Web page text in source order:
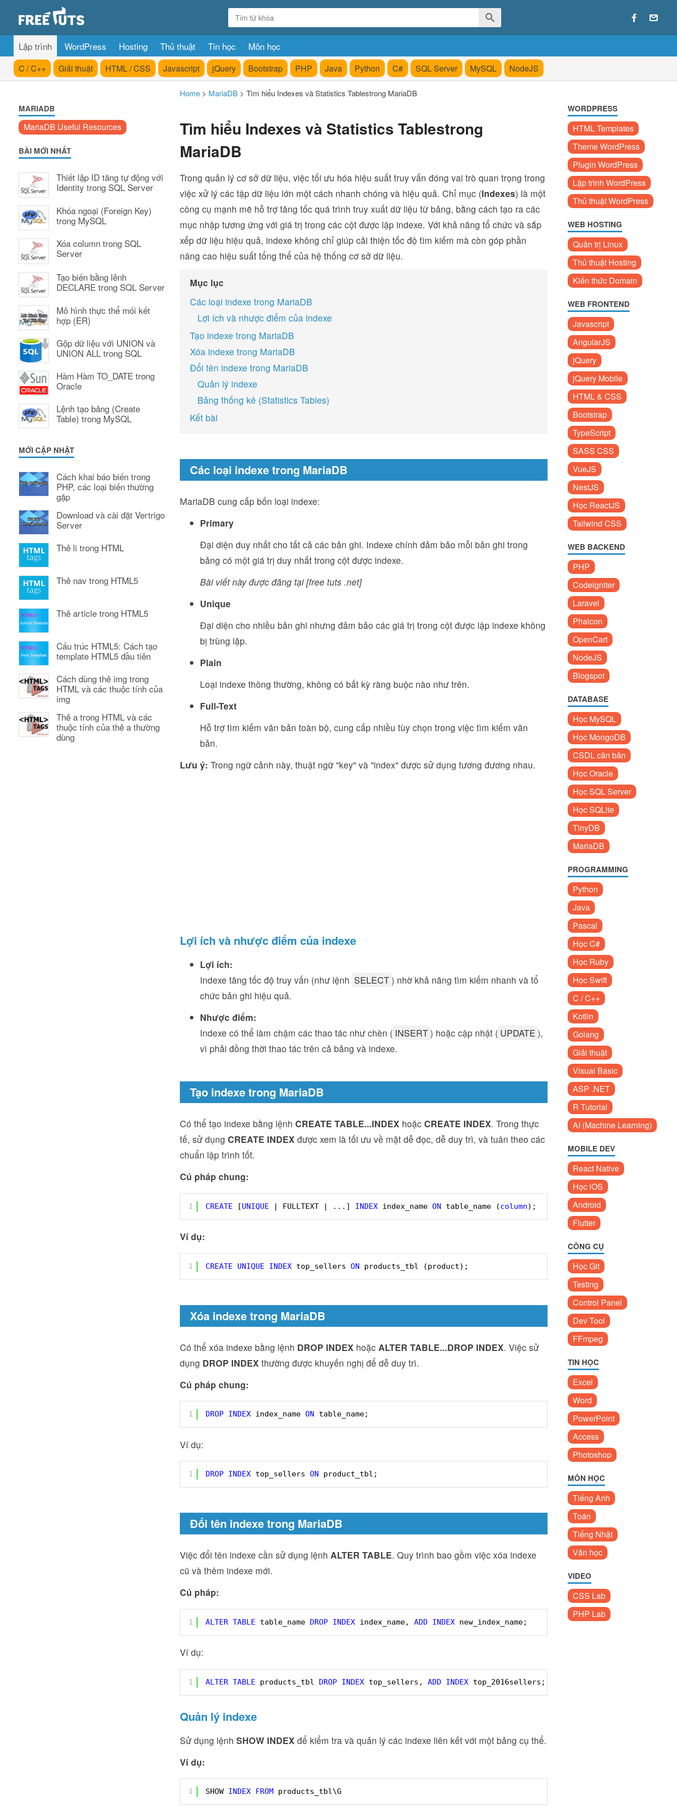
Lập trình WordPress Hosting Thủ thuật Tin học Môn học
C / C++ Giải thuật HTML / CSS Javascript jQuery Bootstrap PHP Java Python C# SQL Server MySQL NodeJS
MARIADB
MariaDB Useful Resources
BÀI MỚI NHẤT
Thiết lập ID tăng tự động với
Identity trong SQL Server
Khóa ngoại (Foreign Key)
trong MySQL
Xóa column trong SQL
Server
Tạo biến bằng lênh
DECLARE trong SQL Server
Mô hình thực thể mối kết
hợp (ER)
Gộp dữ liệu với UNION và
UNION ALL trong SQL
Hàm Hàm TO_DATE trong
Oracle
Lệnh tạo bảng (Create
Table) trong MySQL
MỚI CẬP NHẬT
Cách khai báo biến trong
PHP, các loại biến thường
gặp
Download và cài đặt Vertrigo
Server
Thẻ li trong HTML
Thẻ nav trong HTML5
Thẻ article trong HTML5
Cấu trúc HTML5: Cách tạo
template HTML5 đầu tiên
Cách dùng thẻ img trong
HTML và các thuộc tính của
img
Thẻ a trong HTML và các
thuộc tính của thẻ a thường
dùng
Home > MariaDB > Tìm hiểu Indexes và Statistics Tablestrong MariaDB
Tìm hiểu Indexes và Statistics Tablestrong
MariaDB
Trong quản lý cơ sở dữ liệu, việc tối ưu hóa hiệu suất truy vấn đóng vai trò quan trọng trong
việc xử lý các tập dữ liệu lớn một cách nhanh chóng và hiệu quả. Chỉ mục (Indexes) là một
công cụ mạnh mẽ hỗ trợ tăng tốc quá trình truy xuất dữ liệu từ bảng, bằng cách tạo ra các
mục nhập tương ứng với giá trị trong các cột được lập indexe. Với khả năng tổ chức và sắp
xếp dữ liệu hiệu quả, indexe không chỉ giúp cải thiện tốc độ tìm kiếm mà còn góp phần
nâng cao hiệu suất tổng thể của hệ thống cơ sở dữ liệu.
Mục lục
Các loại indexe trong MariaDB
Lợi ích và nhược điểm của indexe
Tạo indexe trong MariaDB
Xóa indexe trong MariaDB
Đổi tên indexe trong MariaDB
Quản lý indexe
Bảng thống kê (Statistics Tables)
Kết bài
Các loại indexe trong MariaDB
MariaDB cung cấp bốn loại indexe:
Primary
Đại diện duy nhất cho tất cả các bản ghi. Indexe chính đảm bảo mỗi bản ghi trong
bảng có một giá trị duy nhất trong cột được indexe.
Bài viết này được đăng tại [free tuts .net]
Unique
Đại diện cho nhiều bản ghi nhưng đảm bảo các giá trị trong cột được lập indexe không
bị trùng lặp.
Plain
Loại indexe thông thường, không có bất kỳ ràng buộc nào như trên.
Full-Text
Hỗ trợ tìm kiếm văn bản toàn bộ, cung cấp nhiều tùy chọn trong việc tìm kiếm văn
bản.
Lưu ý: Trong ngữ cảnh này, thuật ngữ "key" và "index" được sử dụng tương đương nhau.
Lợi ích và nhược điểm của indexe
Lợi ích:
Indexe tăng tốc độ truy vấn (như lệnh SELECT ) nhờ khả năng tìm kiếm nhanh và tổ
chức bản ghi hiệu quả.
Nhược điểm:
Indexe có thể làm chậm các thao tác như chèn ( INSERT ) hoặc cập nhật ( UPDATE ),
vì phải đồng thời thao tác trên cả bảng và indexe.
Tạo indexe trong MariaDB
Có thể tạo indexe bằng lệnh CREATE TABLE...INDEX hoặc CREATE INDEX. Trong thực
tế, sử dụng CREATE INDEX được xem là tối ưu về mặt dễ đọc, dễ duy trì, và tuân theo các
chuẩn lập trình tốt.
Cú pháp chung:
1 CREATE [UNIQUE | FULLTEXT | ...] INDEX index_name ON table_name (column);
Ví dụ:
1 CREATE UNIQUE INDEX top_sellers ON products_tbl (product);
Xóa indexe trong MariaDB
Có thể xóa indexe bằng lệnh DROP INDEX hoặc ALTER TABLE...DROP INDEX. Việc sử
dụng DROP INDEX thường được khuyến nghị để dễ duy trì.
Cú pháp chung:
1 DROP INDEX index_name ON table_name;
Ví dụ:
1 DROP INDEX top_sellers ON product_tbl;
Đổi tên indexe trong MariaDB
Việc đổi tên indexe cần sử dụng lệnh ALTER TABLE. Quy trình bao gồm việc xóa indexe
cũ và thêm indexe mới.
Cú pháp:
1 ALTER TABLE table_name DROP INDEX index_name, ADD INDEX new_index_name;
Ví dụ:
1 ALTER TABLE products_tbl DROP INDEX top_sellers, ADD INDEX top_2016sellers;
Quản lý indexe
Sử dụng lệnh SHOW INDEX để kiểm tra và quản lý các indexe liên kết với một bảng cụ thể.
Ví dụ:
1 SHOW INDEX FROM products_tbl\G
WORDPRESS
HTML Templates
Theme WordPress
Plugin WordPress
Lập trình WordPress
Thủ thuật WordPress
WEB HOSTING
Quản trị Linux
Thủ thuật Hosting
Kiến thức Domain
WEB FRONTEND
Javascript
AngularJS
jQuery
jQuery Mobile
HTML & CSS
Bootstrap
TypeScript
SASS CSS
VueJS
NestJS
Học ReactJS
Tailwind CSS
WEB BACKEND
PHP
Codeigniter
Laravel
Phalcon
OpenCart
NodeJS
Blogspot
DATABASE
Học MySQL
Học MongoDB
CSDL căn bản
Học Oracle
Học SQL Server
Học SQLite
TinyDB
MariaDB
PROGRAMMING
Python
Java
Pascal
Học C#
Học Ruby
Học Swift
C / C++
Kotlin
Golang
Giải thuật
Visual Basic
ASP .NET
R Tutorial
AI (Machine Learning)
MOBILE DEV
React Native
Học iOS
Android
Flutter
CÔNG CỤ
Học Git
Testing
Control Panel
Dev Tool
FFmpeg
TIN HỌC
Excel
Word
PowerPoint
Access
Photoshop
MÔN HỌC
Tiếng Anh
Toán
Tiếng Nhật
Văn học
VIDEO
CSS Lab
PHP Lab